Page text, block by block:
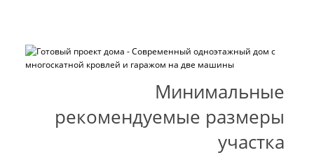
Минимальные
рекомендуемые размеры
участка